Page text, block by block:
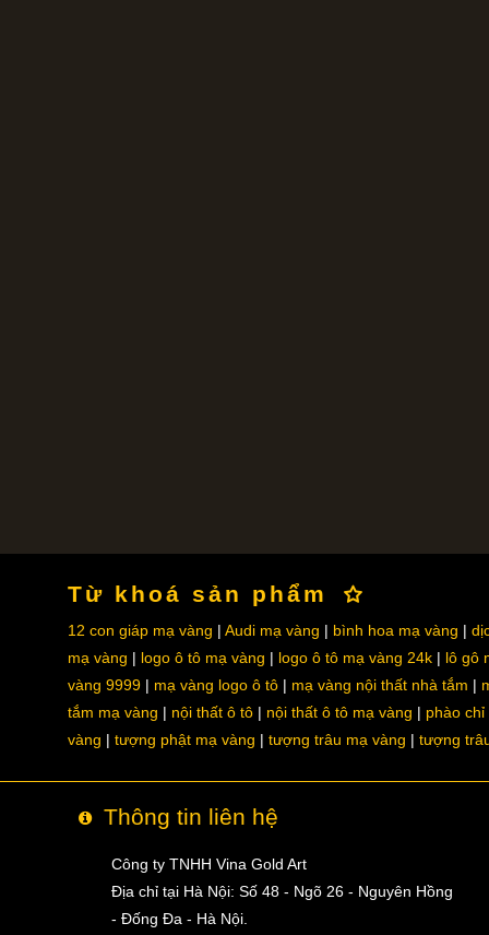
Từ khoá sản phẩm
12 con giáp mạ vàng Audi mạ vàng bình hoa mạ vàng
mạ vàng
logo ô tô mạ vàng logo ô tô mạ vàng 24k
lô gô
vàng 9999
mạ vàng logo ô tô mạ vàng nội thất nhà tắm
tắm mạ vàng
nội thất ô tô nội thất ô tô mạ vàng
phào chỉ
vàng
tượng phật mạ vàng tượng trâu mạ vàng tượng
Thông tin liên hệ
Công ty TNHH Vina Gold Art
Địa chỉ tại Hà Nội: Số 48 - Ngõ 26 - Nguyên Hồng
- Đống Đa - Hà Nội.